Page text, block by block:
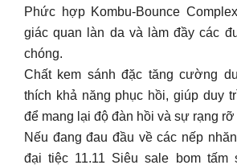
Phức hợp Kombu-Bounce
giác quan làn da và làm đầy các
chóng.
Chất kem sánh đặc tăng cường
thích khả năng phục hồi, giúp duy
để mang lại độ đàn hồi và sự rạng rỡ
Nếu đang đau đầu về các nếp
đại tiệc 11.11 Siêu sale bom tấm